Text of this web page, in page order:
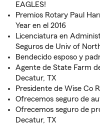
EAGLES!
Premios Rotary Paul
Year en el 2016
Licenciatura en
Seguros de Univ of
Bendecido esposo y
Agente de State Farm
Decatur, TX
Presidente de Wise Co
Ofrecemos seguro de
Ofrecemos seguro de
Decatur, TX